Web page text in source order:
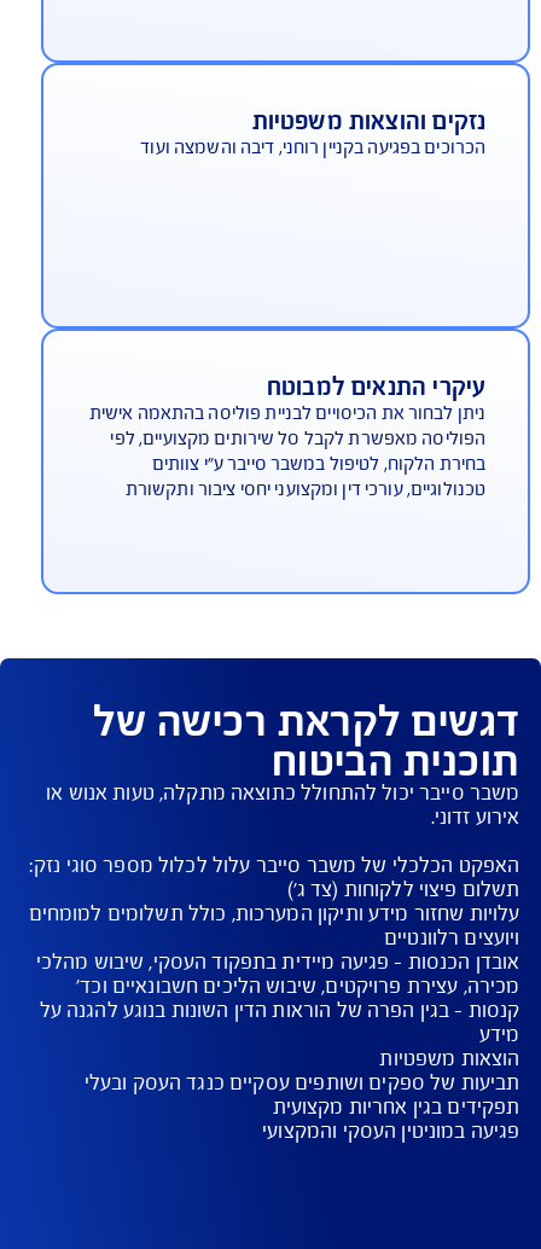
במסגרת השירות המקצועי
בפגיעה בקניין רוחני, דיבה והשמצה ועוד
התנאים למבוטח
לבחור את הכיסויים לבניית פוליסה בהתאמה אישית
מאפשרת לקבל סל שירותים מקצועיים, לפי
הלקוח, לטיפול במשבר סייבר ע"י צוותים
עורכי דין ומקצועני יחסי ציבור ותקשורת